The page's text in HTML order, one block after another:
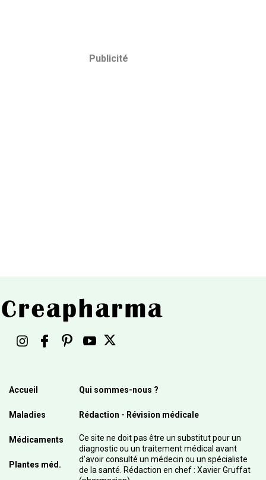
Publicité
Accueil
Maladies
Médicaments
Plantes méd.
Qui sommes-nous ?
Rédaction - Révision médicale
Ce site ne doit pas être un substitut pour un
diagnostic ou un traitement médical avant
d’avoir consulté un médecin ou un spécialiste
de la santé. Rédaction en chef : Xavier Gruffat